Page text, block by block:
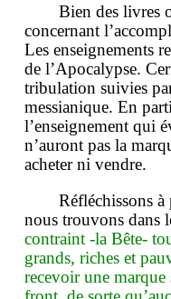
Bien des livres
concernant
Les enseignements
de l’Apocalypse.
tribulation suivies
messianique. En
l’enseignement qui
n’auront pas la
acheter ni vendre.
Réfléchissons
nous trouvons dans
contraint -la Bête-
grands, riches et
recevoir une